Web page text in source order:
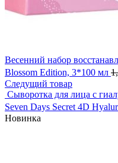
Весенний набор
Blossom Edition, 3*100 мл
Следущий товар
Сыворотка для лица с
Seven Days Secret 4D
Новинка